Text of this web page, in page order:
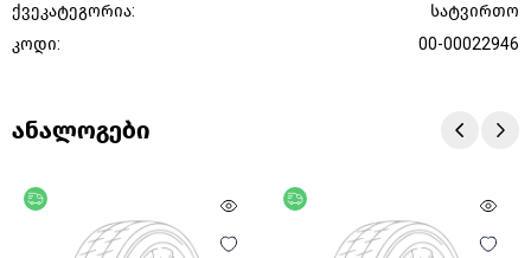
ქვეკატეგორია:
სატვირთო
კოდი:
00-00022946
ანალოგები